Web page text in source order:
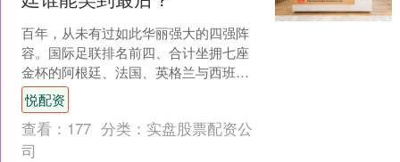
百年，从未有过如此华丽强大的四强阵
容。国际足联排名前四、合计坐拥七座
金杯的阿根廷、法国、英格兰与西班牙
队，将美加墨世界杯半决赛化作“提前上
演的决赛”。拒绝黑马奇....
悦配资
查看： 177 分类： 实盘股票配资公
司